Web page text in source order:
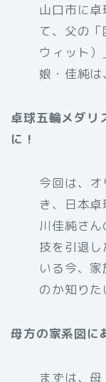
山口市に
て、父の
ウィット
娘・佳純は
卓球五輪メダリ
に！
今回は、
き、日本
川佳純さ
技を引退
いる今、
のか知りた
母方の家系図に
まずは、